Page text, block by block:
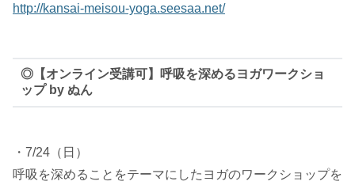
http://kansai-meisou-yoga.seesaa.net/
◎【オンライン受講可】呼吸を深めるヨガワークショ
ップ by ぬん
・7/24（日）
呼吸を深めることをテーマにしたヨガのワークショップを